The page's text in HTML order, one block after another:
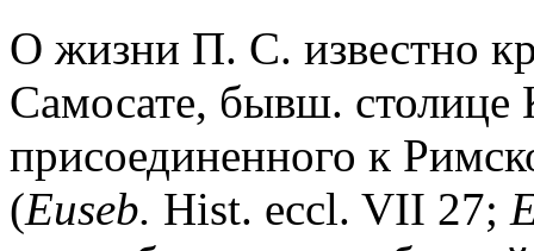
О жизни П. С. известно
Самосате, бывш. столице
присоединенного к
(Euseb. Hist. eccl. VII 27;